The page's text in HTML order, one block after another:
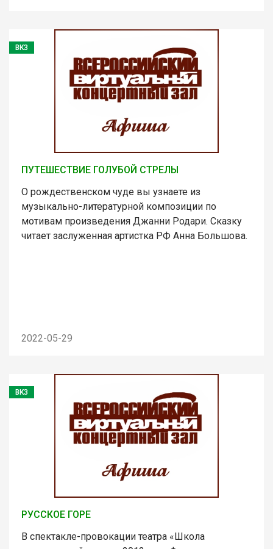
ВКЗ
ПУТЕШЕСТВИЕ ГОЛУБОЙ СТРЕЛЫ
О рождественском чуде вы узнаете из
музыкально-литературной композиции по
мотивам произведения Джанни Родари. Сказку
читает заслуженная артистка РФ Анна Большова.
2022-05-29
ВКЗ
РУССКОЕ ГОРЕ
В спектакле-провокации театра «Школа